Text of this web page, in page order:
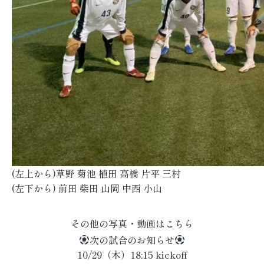
(左上から)草野 菊池 植田 高橋 片平 三村
(左下から) 前田 柴田 山岡 中西 小山
その他の写真・動画はこちら
次の試合のお知らせ
10/29（木）18:15 kickoff